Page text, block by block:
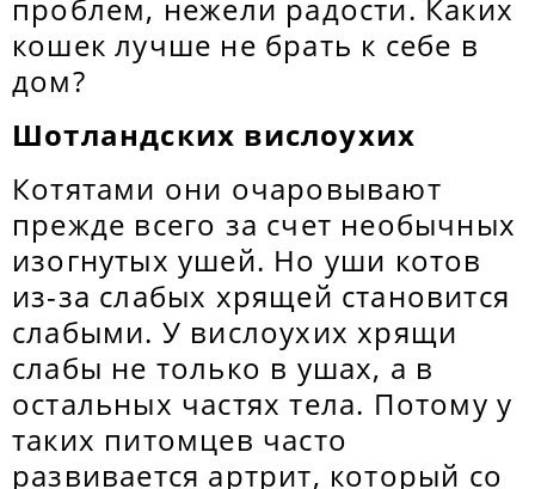
проблем, нежели радости. Каких
кошек лучше не брать к себе в
дом?
Шотландских вислоухих
Котятами они очаровывают
прежде всего за счет необычных
изогнутых ушей. Но уши котов
из-за слабых хрящей становится
слабыми. У вислоухих хрящи
слабы не только в ушах, а в
остальных частях тела. Потому у
таких питомцев часто
развивается артрит, который со